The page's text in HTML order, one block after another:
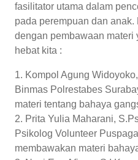
fasilitator utama dalam
pada perempuan dan
dengan pembawaan materi
hebat kita :
1. Kompol Agung
Binmas Polrestabes
materi tentang bahaya
2. ⁠Prita Yulia Maharani,
Psikolog Volunteer
membawakan materi